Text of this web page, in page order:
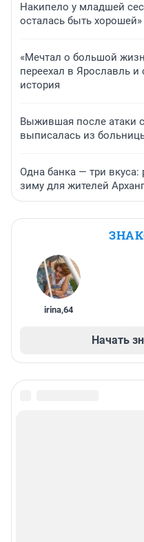
Накипело у младшей
осталась быть хорошей»
«Мечтал о большой
переехал в Ярославль
история
Выжившая после атаки
выписалась из
Одна банка — три вкуса:
зиму для жителей
irina,64
Начать